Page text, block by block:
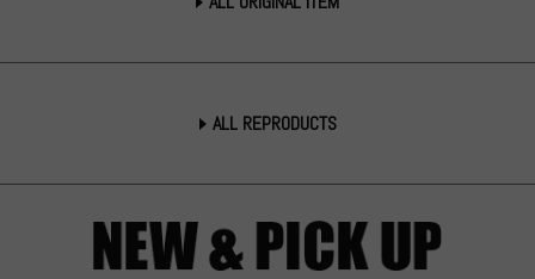
ALL REPRODUCTS